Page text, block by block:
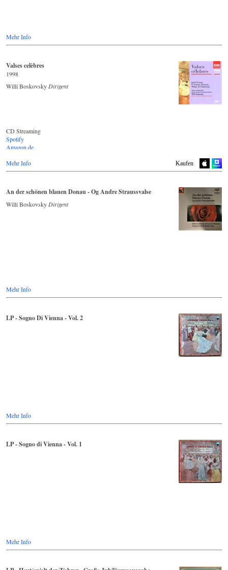
Mehr Info
Valses celèbres
1998
Willi Boskovsky Dirigent
CD Streaming
Spotify
Amazon.de
Deezer.com
Apple Music
Kaufen
Mehr Info
An der schönen blauen Donau - Og Andre Straussvalse
Willi Boskovsky Dirigent
Mehr Info
LP - Sogno Di Vienna - Vol. 2
Mehr Info
LP - Sogno di Vienna - Vol. 1
Mehr Info